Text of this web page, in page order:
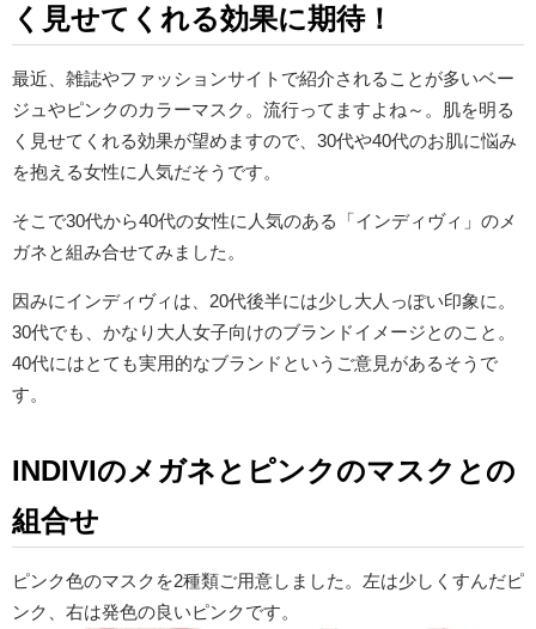
く見せてくれる効果に期待！
最近、雑誌やファッションサイトで紹介されることが多いベー
ジュやピンクのカラーマスク。流行ってますよね～。肌を明る
く見せてくれる効果が望めますので、30代や40代のお肌に悩み
を抱える女性に人気だそうです。
そこで30代から40代の女性に人気のある「インディヴィ」のメ
ガネと組み合せてみました。
因みにインディヴィは、20代後半には少し大人っぽい印象に。
30代でも、かなり大人女子向けのブランドイメージとのこと。
40代にはとても実用的なブランドというご意見があるそうで
す。
INDIVIのメガネと ピンクのマスクとの
組合せ
ピンク色のマスクを2種類ご用意しました。左は少しくすんだピ
ンク、右は発色の良いピンクです。